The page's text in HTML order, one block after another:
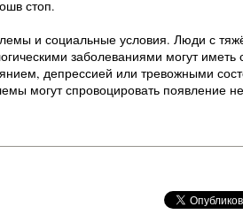
стоп.
и социальные условия. Люди с
заболеваниями могут иметь
депрессией или тревожными
могут спровоцировать появление